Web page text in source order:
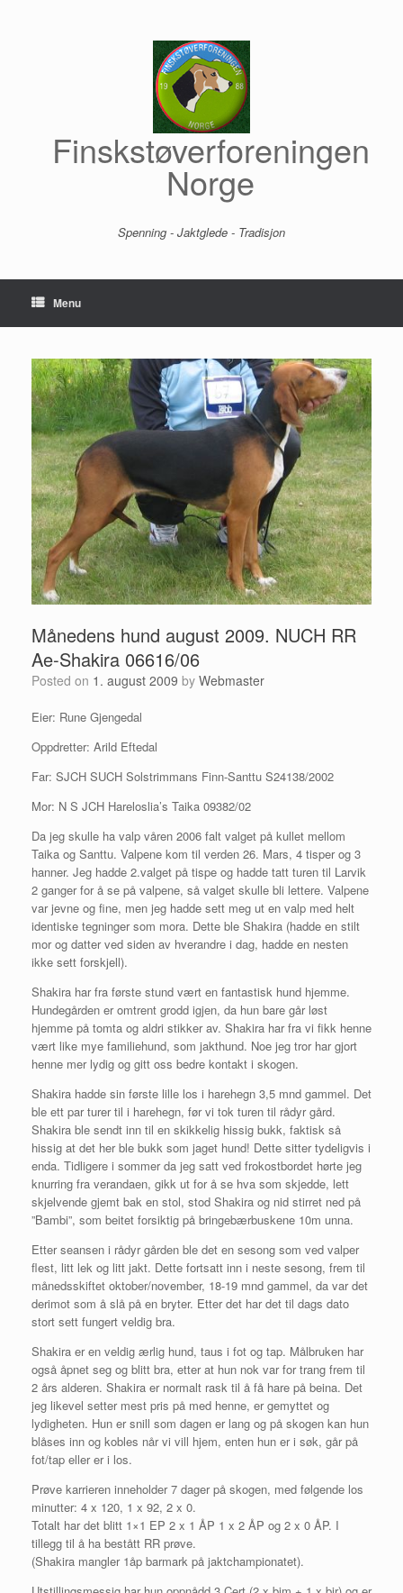
Finskstøverforeningen
Norge
Spenning - Jaktglede - Tradisjon
Menu
Månedens hund august 2009. NUCH RR
Ae-Shakira 06616/06
Posted on 1. august 2009 by Webmaster
Eier: Rune Gjengedal
Oppdretter: Arild Eftedal
Far: SJCH SUCH Solstrimmans Finn-Santtu S24138/2002
Mor: N S JCH Hareloslia’s Taika 09382/02
Da jeg skulle ha valp våren 2006 falt valget på kullet mellom
Taika og Santtu. Valpene kom til verden 26. Mars, 4 tisper og 3
hanner. Jeg hadde 2.valget på tispe og hadde tatt turen til Larvik
2 ganger for å se på valpene, så valget skulle bli lettere. Valpene
var jevne og fine, men jeg hadde sett meg ut en valp med helt
identiske tegninger som mora. Dette ble Shakira (hadde en stilt
mor og datter ved siden av hverandre i dag, hadde en nesten
ikke sett forskjell).
Shakira har fra første stund vært en fantastisk hund hjemme.
Hundegården er omtrent grodd igjen, da hun bare går løst
hjemme på tomta og aldri stikker av. Shakira har fra vi fikk henne
vært like mye familiehund, som jakthund. Noe jeg tror har gjort
henne mer lydig og gitt oss bedre kontakt i skogen.
Shakira hadde sin første lille los i harehegn 3,5 mnd gammel. Det
ble ett par turer til i harehegn, før vi tok turen til rådyr gård.
Shakira ble sendt inn til en skikkelig hissig bukk, faktisk så
hissig at det her ble bukk som jaget hund! Dette sitter tydeligvis i
enda. Tidligere i sommer da jeg satt ved frokostbordet hørte jeg
knurring fra verandaen, gikk ut for å se hva som skjedde, lett
skjelvende gjemt bak en stol, stod Shakira og nid stirret ned på
”Bambi”, som beitet forsiktig på bringebærbuskene 10m unna.
Etter seansen i rådyr gården ble det en sesong som ved valper
flest, litt lek og litt jakt. Dette fortsatt inn i neste sesong, frem til
månedsskiftet oktober/november, 18-19 mnd gammel, da var det
derimot som å slå på en bryter. Etter det har det til dags dato
stort sett fungert veldig bra.
Shakira er en veldig ærlig hund, taus i fot og tap. Målbruken har
også åpnet seg og blitt bra, etter at hun nok var for trang frem til
2 års alderen. Shakira er normalt rask til å få hare på beina. Det
jeg likevel setter mest pris på med henne, er gemyttet og
lydigheten. Hun er snill som dagen er lang og på skogen kan hun
blåses inn og kobles når vi vill hjem, enten hun er i søk, går på
fot/tap eller er i los.
Prøve karrieren inneholder 7 dager på skogen, med følgende los
minutter: 4 x 120, 1 x 92, 2 x 0.
Totalt har det blitt 1×1 EP 2 x 1 ÅP 1 x 2 ÅP og 2 x 0 ÅP. I
tillegg til å ha bestått RR prøve.
(Shakira mangler 1åp barmark på jaktchampionatet).